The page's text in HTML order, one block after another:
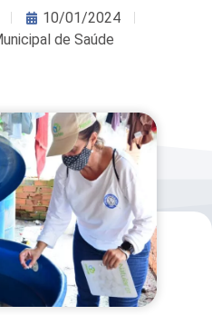
10/01/2024
de Saúde